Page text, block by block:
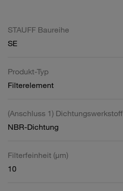
STAUFF Baureihe
SE
Produkt-Typ
Filterelement
(Anschluss 1) Dichtungswerkstoff
NBR-Dichtung
Filterfeinheit (µm)
10